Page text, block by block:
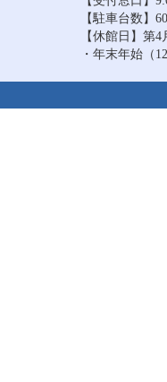
【駐車台数】
【休館日】第
・年末年始（